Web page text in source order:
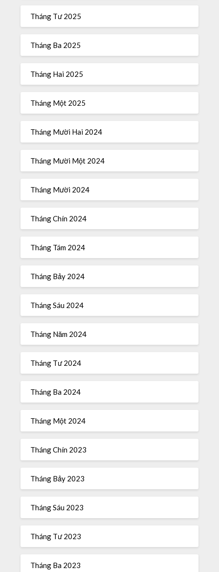
Tháng Tư 2025
Tháng Ba 2025
Tháng Hai 2025
Tháng Một 2025
Tháng Mười Hai 2024
Tháng Mười Một 2024
Tháng Mười 2024
Tháng Chín 2024
Tháng Tám 2024
Tháng Bảy 2024
Tháng Sáu 2024
Tháng Năm 2024
Tháng Tư 2024
Tháng Ba 2024
Tháng Một 2024
Tháng Chín 2023
Tháng Bảy 2023
Tháng Sáu 2023
Tháng Tư 2023
Tháng Ba 2023